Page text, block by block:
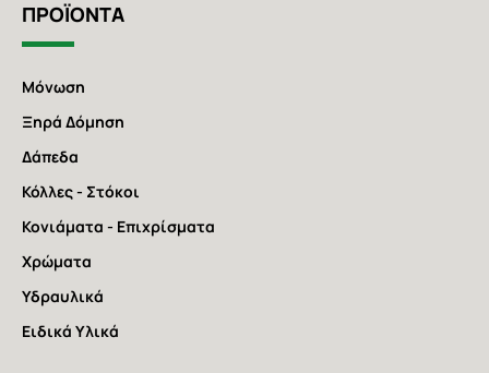
ΠΡΟΪΟΝΤΑ
Μόνωση
Ξηρά Δόμηση
Δάπεδα
Κόλλες - Στόκοι
Κονιάματα - Επιχρίσματα
Χρώματα
Υδραυλικά
Ειδικά Υλικά